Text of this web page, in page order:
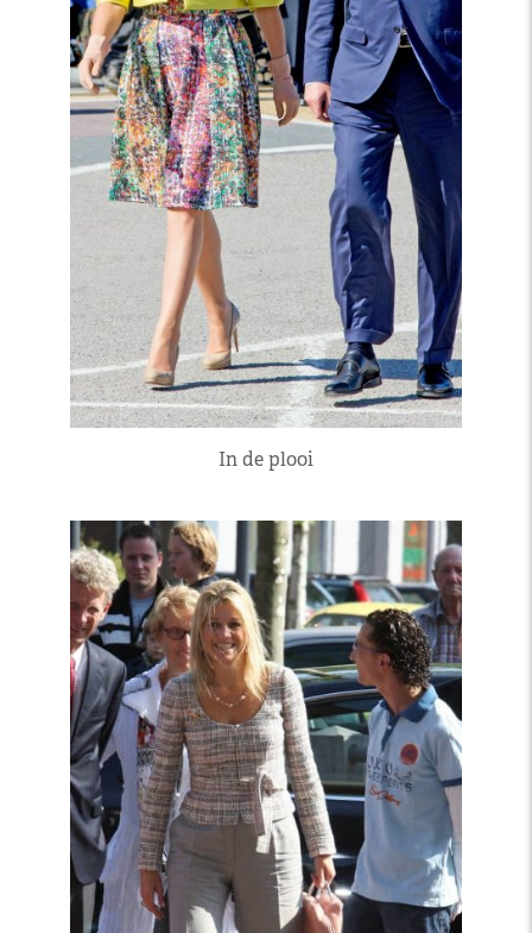
In de plooi